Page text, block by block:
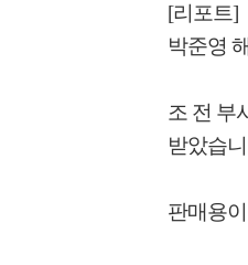
[리포트]
박준영
조 전 부
받았습
판매용